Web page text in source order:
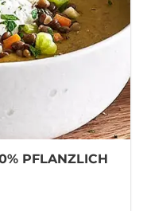
PFLANZLICH